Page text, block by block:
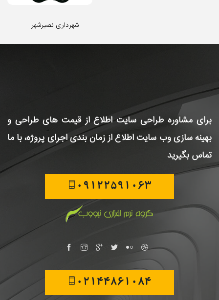
شهرداری نصیرشهر
برای مشاوره طراحی سایتاطلاع از قیمت های طراحی و
بهینه سازی وب سایتاطلاع از زمان بندی اجرای پروژه، با ما
تماس بگیرید
09122591063
02144861084